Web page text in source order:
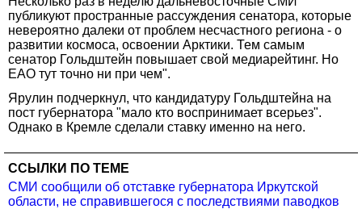
публикуют пространные рассуждения сенатора, которые
невероятно далеки от проблем несчастного региона - о
развитии космоса, освоении Арктики. Тем самым
сенатор Гольдштейн повышает свой медиарейтинг. Но
ЕАО тут точно ни при чем".
Ярулин подчеркнул, что кандидатуру Гольдштейна на
пост губернатора "мало кто воспринимает всерьез".
Однако в Кремле сделали ставку именно на него.
ССЫЛКИ ПО ТЕМЕ
СМИ сообщили об отставке губернатора Иркутской
области, не справившегося с последствиями паводков